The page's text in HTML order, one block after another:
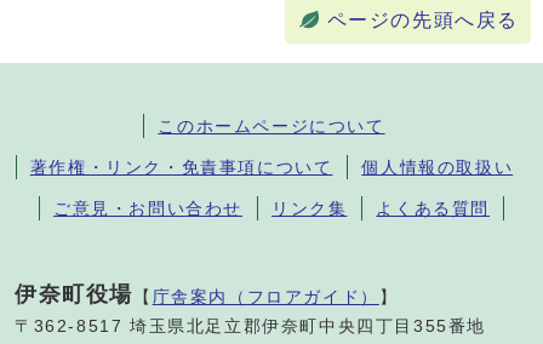
ページの先頭へ戻る
このホームページについて
著作権・リンク・免責事項について 個人情報の取扱い
ご意見・お問い合わせ リンク集 よくある質問
伊奈町役場 【 庁舎案内（フロアガイド） 】
〒362-8517 埼玉県北足立郡伊奈町中央四丁目355番地